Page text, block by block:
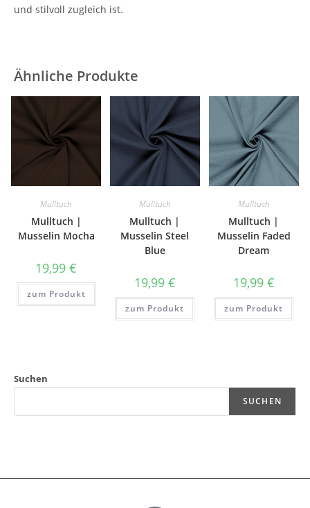
und stilvoll zugleich ist.
Ähnliche Produkte
Mulltuch
Mulltuch |
Musselin Mocha
19,99€
zum Produkt
Mulltuch
Mulltuch |
Musselin Steel
Blue
19,99 €
zum Produkt
Mulltuch
Mulltuch |
Musselin Faded
Dream
19,99 €
zum Produkt
Suchen
SUCHEN